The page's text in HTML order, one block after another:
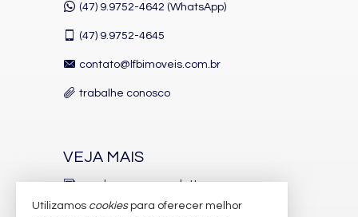
Acessibilidade para PNE
(47) 9.9752-4642 (WhatsApp)
(47) 9.9752-4645
contato@lfbimoveis.com.br
trabalhe conosco
VEJA MAIS
receba nosso newsletter
indicadores financeiros
Utilizamos cookiespara oferecer melhor